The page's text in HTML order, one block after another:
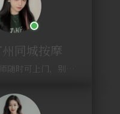
州同城按摩
技师随时可上门，别啰嗦，赶紧约！